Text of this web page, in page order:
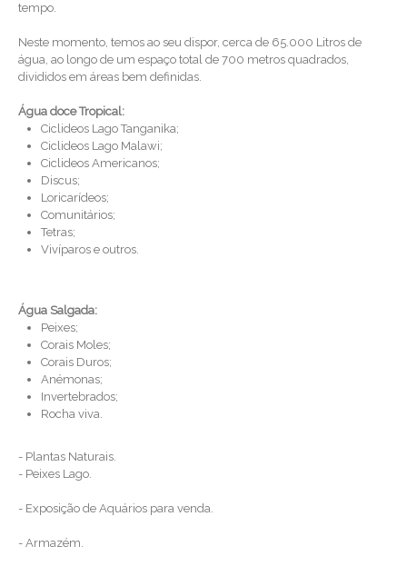
tempo.
Neste momento, temos ao seu dispor, cerca de 65.000 Litros de
água, ao longo de um espaço total de 700 metros quadrados,
divididos em áreas bem definidas.
Água doce Tropical:
Ciclideos Lago Tanganika;
Ciclideos Lago Malawi;
Ciclideos Americanos;
Discus;
Loricarídeos;
Comunitários;
Tetras;
Vivíparos e outros.
Água Salgada:
Peixes;
Corais Moles;
Corais Duros;
Anémonas;
Invertebrados;
Rocha viva.
- Plantas Naturais.
- Peixes Lago.
- Exposição de Aquários para venda.
- Armazém.